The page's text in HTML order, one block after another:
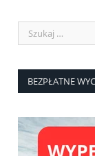
BEZPŁATNE